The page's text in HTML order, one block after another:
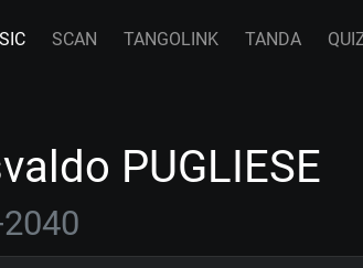
SCAN TANGOLINK TANDA
PUGLIESE